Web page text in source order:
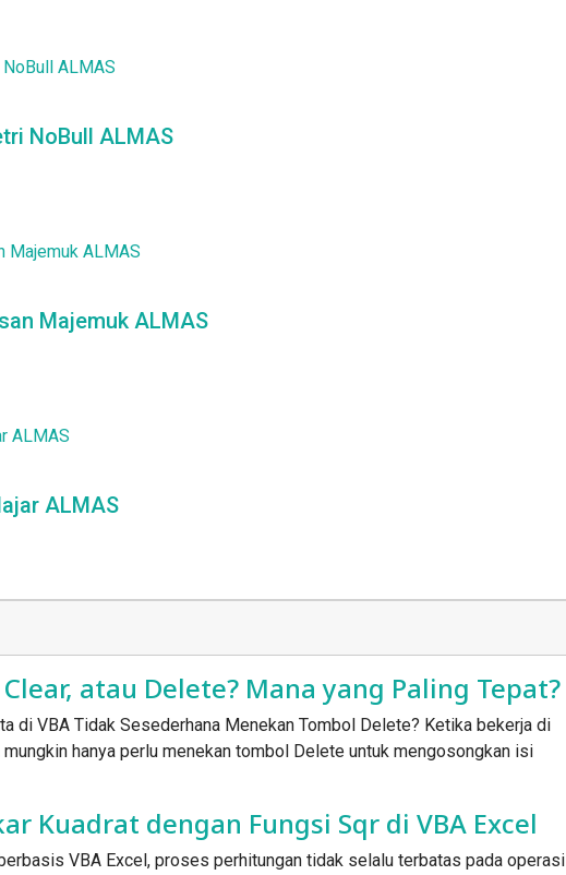
NoBull ALMAS
Majemuk ALMAS
ALMAS
atau Delete? Mana yang Paling Tepat?
di VBA Tidak Sesederhana Menekan Tombol Delete? Ketika bekerja di
hanya perlu menekan tombol Delete untuk mengosongkan isi
Kuadrat dengan Fungsi Sqr di VBA Excel
VBA Excel, proses perhitungan tidak selalu terbatas pada operasi